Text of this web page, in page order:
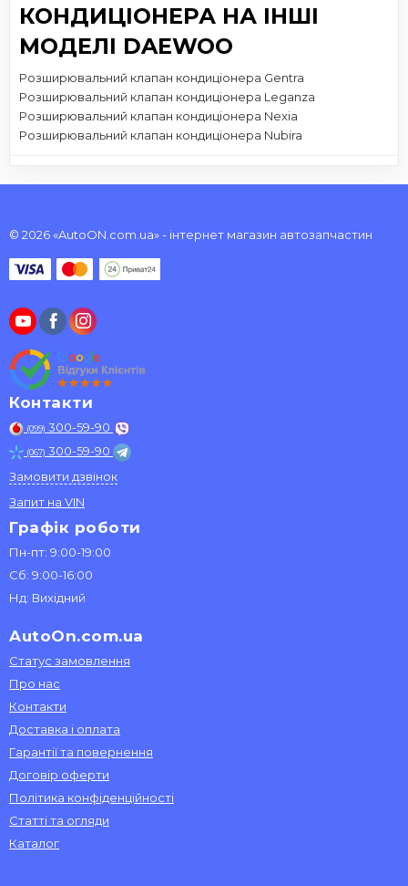
КОНДИЦІОНЕРА НА ІНШІ
МОДЕЛІ DAEWOO
Розширювальний клапан кондиціонера Gentra
Розширювальний клапан кондиціонера Leganza
Розширювальний клапан кондиціонера Nexia
Розширювальний клапан кондиціонера Nubira
© 2026 «AutoON.com.ua» - інтернет магазин автозапчастин
Контакти
(099) 300-59-90
(067) 300-59-90
Замовити дзвінок
Запит на VIN
Графік роботи
Пн-пт: 9:00-19:00
Сб: 9:00-16:00
Нд: Вихідний
AutoOn.com.ua
Статус замовлення
Про нас
Контакти
Доставка і оплата
Гарантії та повернення
Договір оферти
Політика конфіденційності
Статті та огляди
Каталог